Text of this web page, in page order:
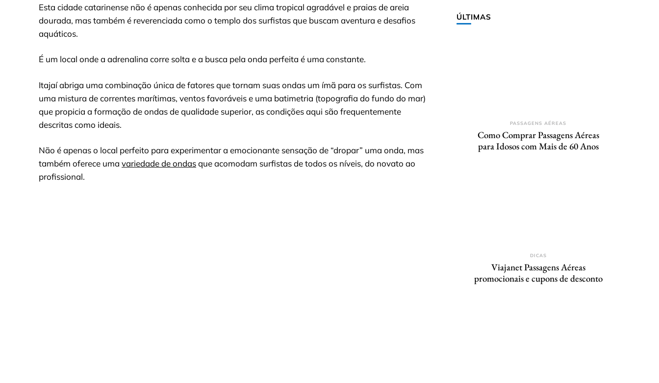
Esta cidade catarinense não é apenas conhecida por seu clima tropical agradável e praias de areia
dourada, mas também é reverenciada como o templo dos surfistas que buscam aventura e desafios
aquáticos.
É um local onde a adrenalina corre solta e a busca pela onda perfeita é uma constante.
Itajaí abriga uma combinação única de fatores que tornam suas ondas um ímã para os surfistas. Com
uma mistura de correntes marítimas, ventos favoráveis e uma batimetria (topografia do fundo do mar)
que propicia a formação de ondas de qualidade superior, as condições aqui são frequentemente
descritas como ideais.
Não é apenas o local perfeito para experimentar a emocionante sensação de “dropar” uma onda, mas
também oferece uma variedade de ondasque acomodam surfistas de todos os níveis, do novato ao
profissional.
ÚLTIMAS
PASSAGENS AÉREAS
Como Comprar Passagens Aéreas
para Idosos com Mais de 60 Anos
DICAS
Viajanet Passagens Aéreas
promocionais e cupons de desconto